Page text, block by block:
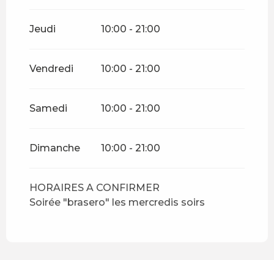
Du 15 juin 2026au28 juin
Du 29 juin 2026au5 juillet
Jeudi 10:00 - 21:00
Vendredi 10:00 - 21:00
Samedi 10:00 - 21:00
Dimanche 10:00 - 21:00
HORAIRES A CONFIRMER
Soirée "brasero" les mercredis soirs